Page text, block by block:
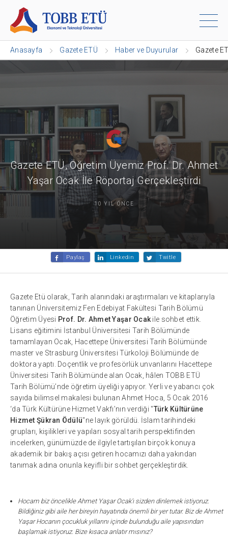
Anasayfa Gazete ETÜ Haber ve Duyurular Gazete
Gazete ETÜ, Öğretim Üyemiz Prof. Dr. Ahmet
Yaşar Ocak İle Röportaj Gerçekleştirdi
10 YIL ÖNCE
Paylaş Linkedin Twitle
Gazete Etü olarak, Tarih alanındaki araştırmaları ve kitaplarıyla
tanınan Üniversitemiz Fen Edebiyat Fakültesi Tarih Bölümü
Öğretim Üyesi Prof. Dr. Ahmet Yaşar Ocak ile sohbet ettik.
Lisans eğitimini İstanbul Üniversitesi Tarih Bölümünde
tamamlayan Ocak, Hacettepe Üniversitesi Tarih Bölümünde
master ve Strasburg Üniversitesi Türkoloji Bölümünde de
doktora yaptı. Doçentlik ve profesörlük unvanlarını Hacettepe
Üniversitesi Tarih Bölümünde alan Ocak, hâlen TOBB ETÜ
Tarih Bölümü’nde öğretim üyeliği yapıyor. Yerli ve yabancı çok
sayıda bilimsel makalesi bulunan Ahmet Hoca, 5 Ocak 2016
‘da Türk Kültürüne Hizmet Vakfı’nın verdiği "Türk Kültürüne
Hizmet Şükran Ödülü"ne layık görüldü. İslam tarihindeki
grupları, kişilikleri ve yapıları sosyal tarih perspektifinden
incelerken, günümüzde de ilgiyle tartışılan birçok konuya
akademik bir bakış açısı getiren hocamızı daha yakından
tanımak adına onunla keyifli bir sohbet gerçekleştirdik.
Hocam biz öncelikle Ahmet Yaşar Ocak’ı sizden dinlemek istiyoruz.
Bildiğiniz gibi aile her bireyin hayatında önemli bir yer tutar. Biz de Ahmet
Yaşar Hocanın çocukluk yıllarını içinde bulunduğu aile yapısından
başlamak istiyoruz. Bize kısaca anlatır mısınız?